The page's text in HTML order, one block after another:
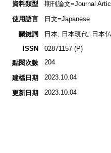
資料類型
期刊論文=Journal
使用語言
日文=Japanese
關鍵詞
日本; 日本現代; 日本
ISSN
02871157 (P)
點閱次數
204
建檔日期 2023.10.04
更新日期 2023.10.04